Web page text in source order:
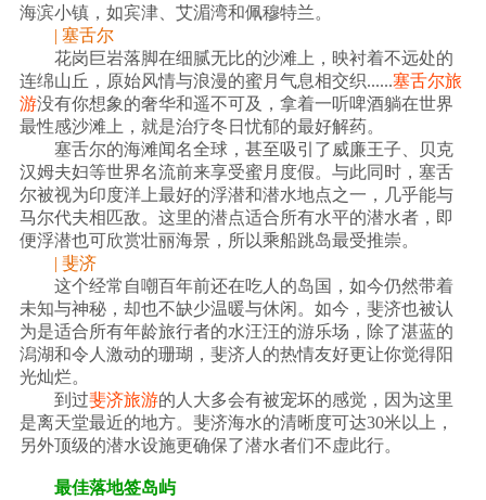
海滨小镇，如宾津、艾湄湾和佩穆特兰。
| 塞舌尔
花岗巨岩落脚在细腻无比的沙滩上，映衬着不远处的
连绵山丘，原始风情与浪漫的蜜月气息相交织......塞舌尔旅
游没有你想象的奢华和遥不可及，拿着一听啤酒躺在世界
最性感沙滩上，就是治疗冬日忧郁的最好解药。
塞舌尔的海滩闻名全球，甚至吸引了威廉王子、贝克
汉姆夫妇等世界名流前来享受蜜月度假。与此同时，塞舌
尔被视为印度洋上最好的浮潜和潜水地点之一，几乎能与
马尔代夫相匹敌。这里的潜点适合所有水平的潜水者，即
便浮潜也可欣赏壮丽海景，所以乘船跳岛最受推崇。
| 斐济
这个经常自嘲百年前还在吃人的岛国，如今仍然带着
未知与神秘，却也不缺少温暖与休闲。如今，斐济也被认
为是适合所有年龄旅行者的水汪汪的游乐场，除了湛蓝的
潟湖和令人激动的珊瑚，斐济人的热情友好更让你觉得阳
光灿烂。
到过斐济旅游的人大多会有被宠坏的感觉，因为这里
是离天堂最近的地方。斐济海水的清晰度可达30米以上，
另外顶级的潜水设施更确保了潜水者们不虚此行。
最佳落地签岛屿